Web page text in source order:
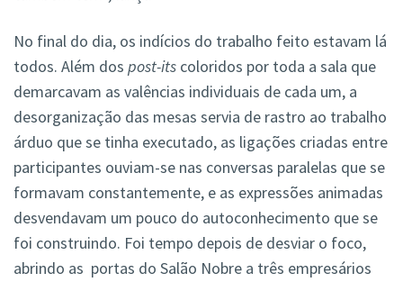
No final do dia, os indícios do trabalho feito estavam lá
todos. Além dos post-its coloridos por toda a sala que
demarcavam as valências individuais de cada um, a
desorganização das mesas servia de rastro ao trabalho
árduo que se tinha executado, as ligações criadas entre
participantes ouviam-se nas conversas paralelas que se
formavam constantemente, e as expressões animadas
desvendavam um pouco do autoconhecimento que se
foi construindo. Foi tempo depois de desviar o foco,
abrindo as portas do Salão Nobre a três empresários